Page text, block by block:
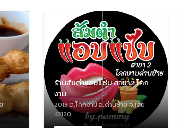
ร้านส้มตำแอบแซ่บ สาขา2 โคก
งาม
2013 ต.โคกงาม อ.ด่านซ้าย จ.เลย
42120